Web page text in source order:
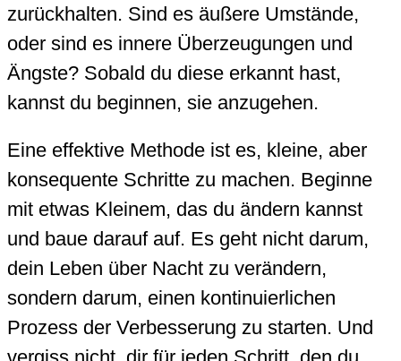
zurückhalten. Sind es äußere Umstände,
oder sind es innere Überzeugungen und
Ängste? Sobald du diese erkannt hast,
kannst du beginnen, sie anzugehen.
Eine effektive Methode ist es, kleine, aber
konsequente Schritte zu machen. Beginne
mit etwas Kleinem, das du ändern kannst
und baue darauf auf. Es geht nicht darum,
dein Leben über Nacht zu verändern,
sondern darum, einen kontinuierlichen
Prozess der Verbesserung zu starten. Und